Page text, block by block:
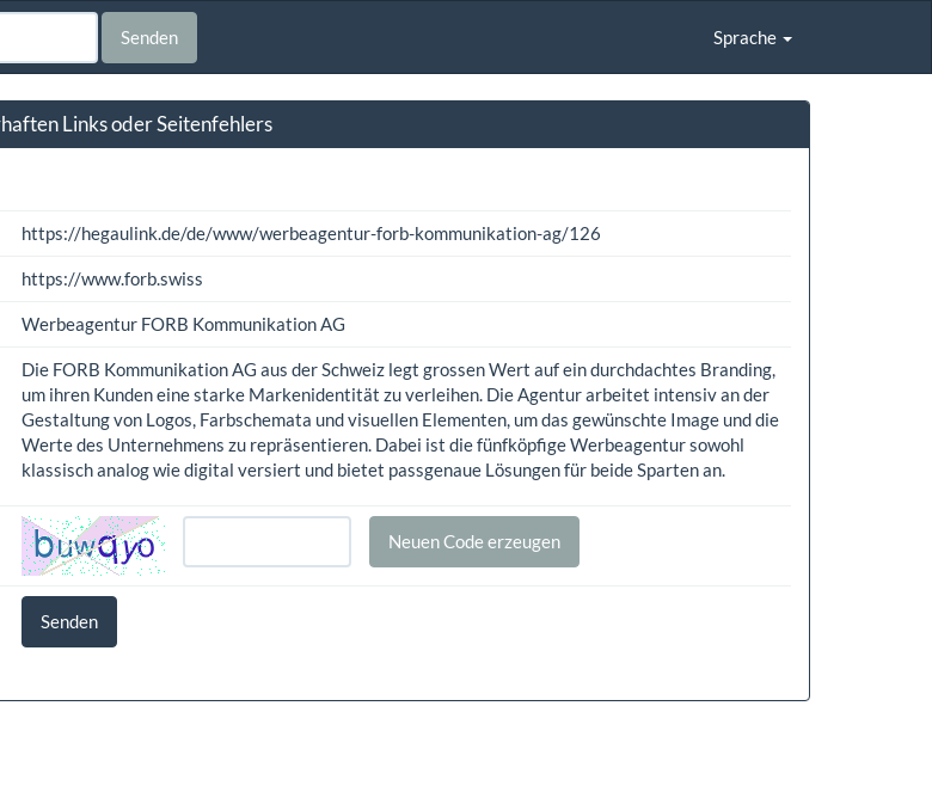
Senden Sprache
Links oder Seitenfehlers
https://hegaulink.de/de/www/werbeagentur-forb-kommunikation-ag/126
https://www.forb.swiss
Werbeagentur FORB Kommunikation AG
Die FORB Kommunikation AG aus der Schweiz legt grossen Wert auf ein durchdachtes Branding,
um ihren Kunden eine starke Markenidentität zu verleihen. Die Agentur arbeitet intensiv an der
Gestaltung von Logos, Farbschemata und visuellen Elementen, um das gewünschte Image und die
Werte des Unternehmens zu repräsentieren. Dabei ist die fünfköpfige Werbeagentur sowohl
klassisch analog wie digital versiert und bietet passgenaue Lösungen für beide Sparten an.